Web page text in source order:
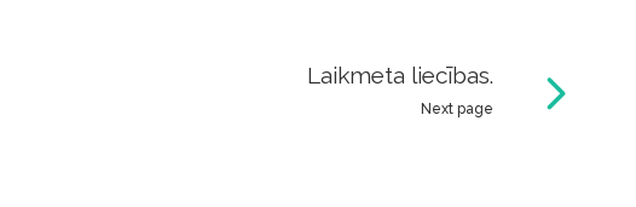
Laikmeta liecības.
Next page